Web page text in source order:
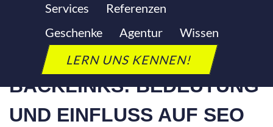
Services
Referenzen
Geschenke
Agentur
Wissen
LERN UNS KENNEN!
BACKLINKS
Letzte Aktualisierung: 24. September 2025
BACKLINKS: BEDEUTUNG
UND EINFLUSS AUF SEO